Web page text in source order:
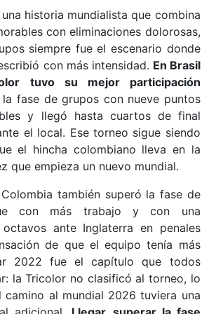
historia mundialista que combina
con eliminaciones dolorosas,
siempre fue el escenario donde
con más intensidad. En Brasil
tuvo su mejor participación
fase de grupos con nueve puntos
y llegó hasta cuartos de final
el local. Ese torneo sigue siendo
el hincha colombiano lleva en la
que empieza un nuevo mundial.
Colombia también superó la fase de
con más trabajo y con una
ante Inglaterra en penales
de que el equipo tenía más
2022 fue el capítulo que todos
la Tricolor no clasificó al torneo, lo
camino al mundial 2026 tuviera una